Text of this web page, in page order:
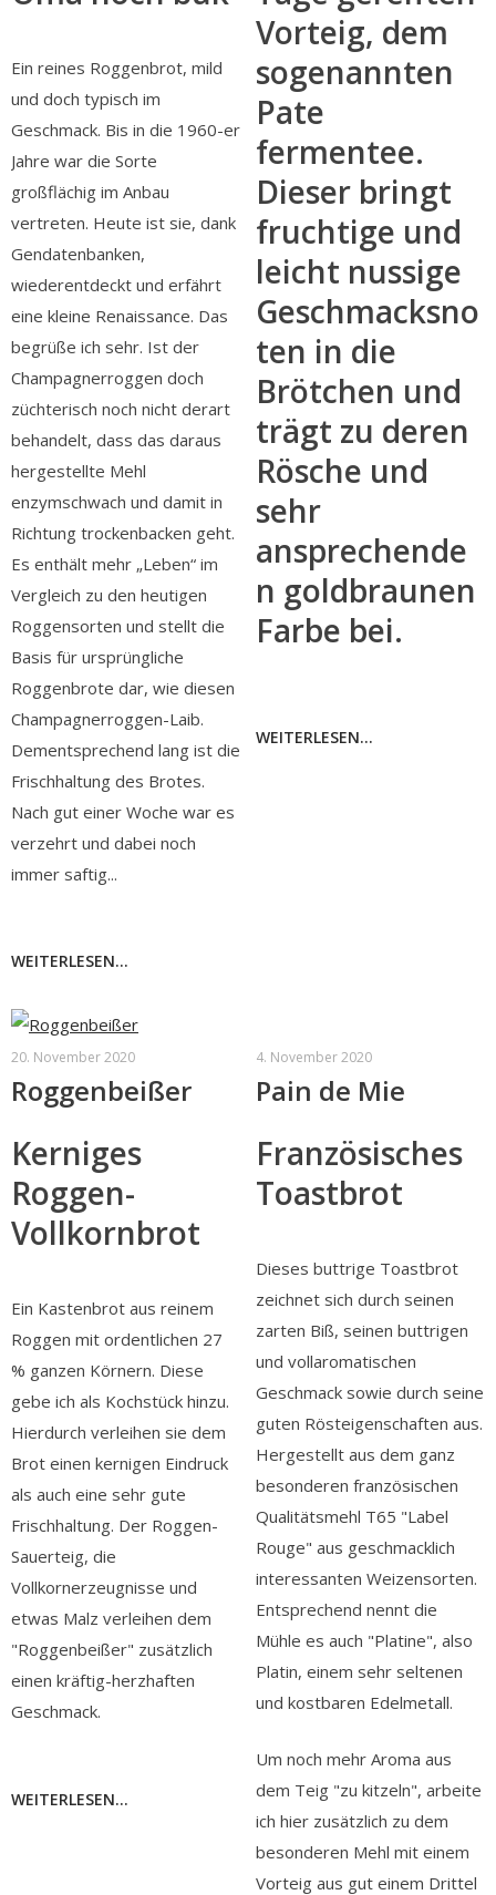
Ein reines Roggenbrot, mild
und doch typisch im
Geschmack. Bis in die 1960-er
Jahre war die Sorte
großflächig im Anbau
vertreten. Heute ist sie, dank
Gendatenbanken,
wiederentdeckt und erfährt
eine kleine Renaissance. Das
begrüße ich sehr. Ist der
Champagnerroggen doch
züchterisch noch nicht derart
behandelt, dass das daraus
hergestellte Mehl
enzymschwach und damit in
Richtung trockenbacken geht.
Es enthält mehr „Leben“ im
Vergleich zu den heutigen
Roggensorten und stellt die
Basis für ursprüngliche
Roggenbrote dar, wie diesen
Champagnerroggen-Laib.
Dementsprechend lang ist die
Frischhaltung des Brotes.
Nach gut einer Woche war es
verzehrt und dabei noch
immer saftig...
WEITERLESEN...
Vorteig, dem
sogenannten
Pate
fermentee.
Dieser bringt
fruchtige und
leicht nussige
Geschmacksno
ten in die
Brötchen und
trägt zu deren
Rösche und
sehr
ansprechende
n goldbraunen
Farbe bei.
WEITERLESEN...
20. November 2020
Roggenbeißer
Kerniges
Roggen-
Vollkornbrot
Ein Kastenbrot aus reinem
Roggen mit ordentlichen 27
% ganzen Körnern. Diese
gebe ich als Kochstück hinzu.
Hierdurch verleihen sie dem
Brot einen kernigen Eindruck
als auch eine sehr gute
Frischhaltung. Der Roggen-
Sauerteig, die
Vollkornerzeugnisse und
etwas Malz verleihen dem
"Roggenbeißer" zusätzlich
einen kräftig-herzhaften
Geschmack.
WEITERLESEN...
4. November 2020
Pain de Mie
Französisches
Toastbrot
Dieses buttrige Toastbrot
zeichnet sich durch seinen
zarten Biß, seinen buttrigen
und vollaromatischen
Geschmack sowie durch seine
guten Rösteigenschaften aus.
Hergestellt aus dem ganz
besonderen französischen
Qualitätsmehl T65 "Label
Rouge" aus geschmacklich
interessanten Weizensorten.
Entsprechend nennt die
Mühle es auch "Platine", also
Platin, einem sehr seltenen
und kostbaren Edelmetall.
Um noch mehr Aroma aus
dem Teig "zu kitzeln", arbeite
ich hier zusätzlich zu dem
besonderen Mehl mit einem
Vorteig aus gut einem Drittel